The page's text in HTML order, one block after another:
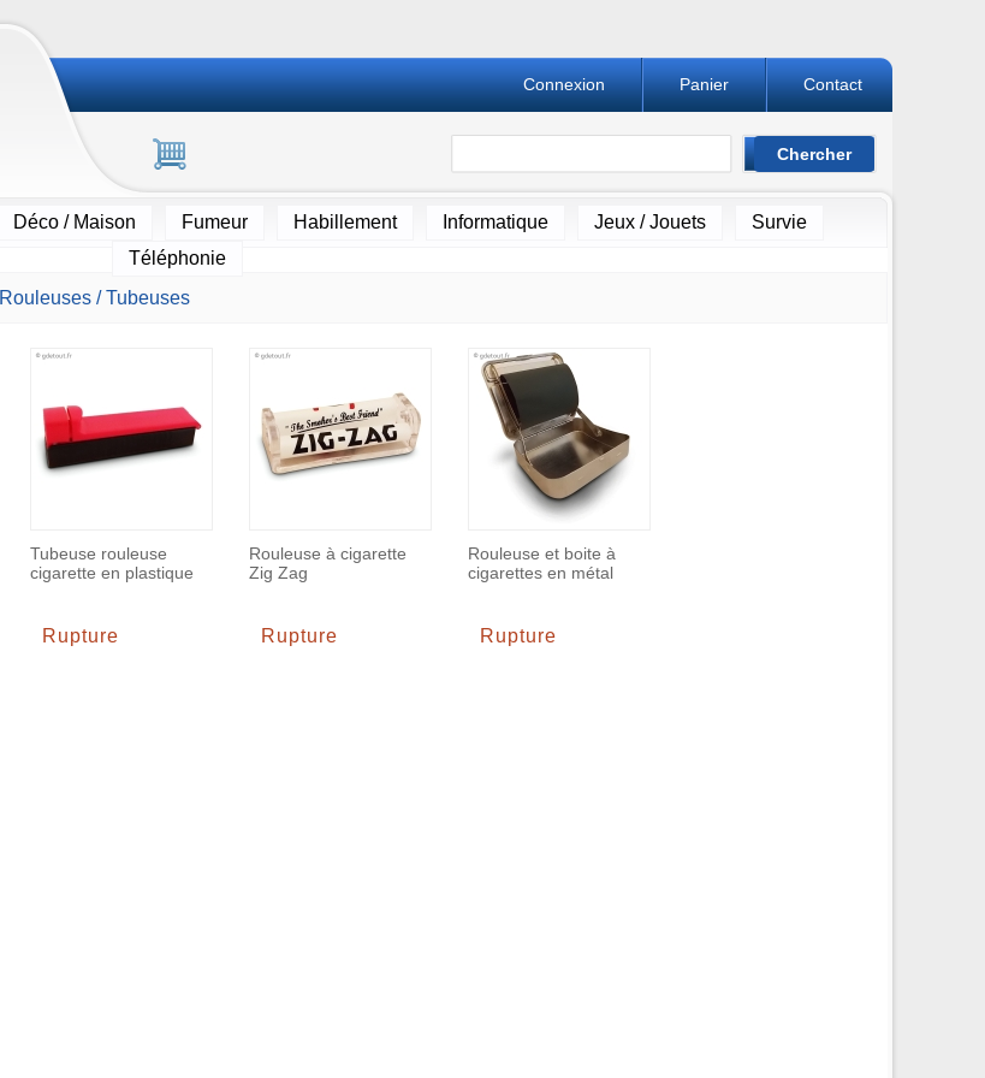
Contact
Panier
Connexion
Déco / Maison Fumeur Habillement Informatique Jeux / Jouets
Survie
Téléphonie
Rouleuses / Tubeuses
Tubeuse rouleuse
cigarette en plastique
Rupture
Rouleuse à cigarette
Zig Zag
Rupture
Rouleuse et boite à
cigarettes en métal
Rupture